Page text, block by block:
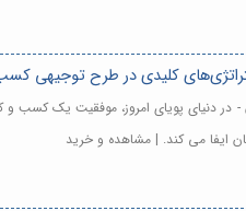
کلیدی در طرح توجیهی
در دنیای پویای امروز، موفقیت یک کسب و
ایفا می کند. | مشاهده و خرید